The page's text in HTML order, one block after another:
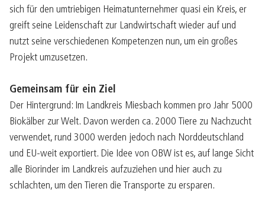
sich für den umtriebigen Heimatunternehmer quasi ein Kreis, er
greift seine Leidenschaft zur Landwirtschaft wieder auf und
nutzt seine verschiedenen Kompetenzen nun, um ein großes
Projekt umzusetzen.
Gemeinsam für ein Ziel
Der Hintergrund: Im Landkreis Miesbach kommen pro Jahr 5000
Biokälber zur Welt. Davon werden ca. 2000 Tiere zu Nachzucht
verwendet, rund 3000 werden jedoch nach Norddeutschland
und EU-weit exportiert. Die Idee von OBW ist es, auf lange Sicht
alle Biorinder im Landkreis aufzuziehen und hier auch zu
schlachten, um den Tieren die Transporte zu ersparen.